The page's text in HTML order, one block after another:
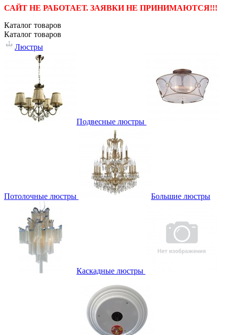
САЙТ НЕ РАБОТАЕТ. ЗАЯВКИ НЕ ПРИНИМАЮТСЯ!!!
Каталог товаров
Каталог товаров
Люстры
Подвесные люстры
Потолочные люстры Большие люстры
Каскадные люстры